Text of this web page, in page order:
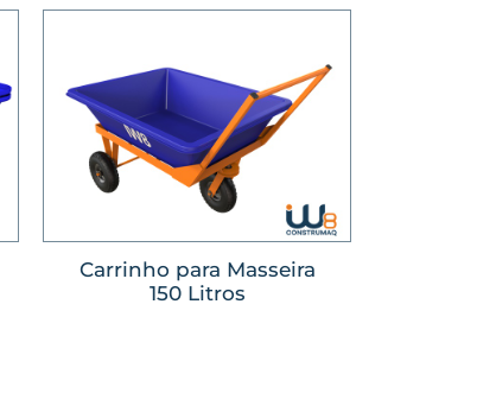
Carrinho para Masseira
150 Litros